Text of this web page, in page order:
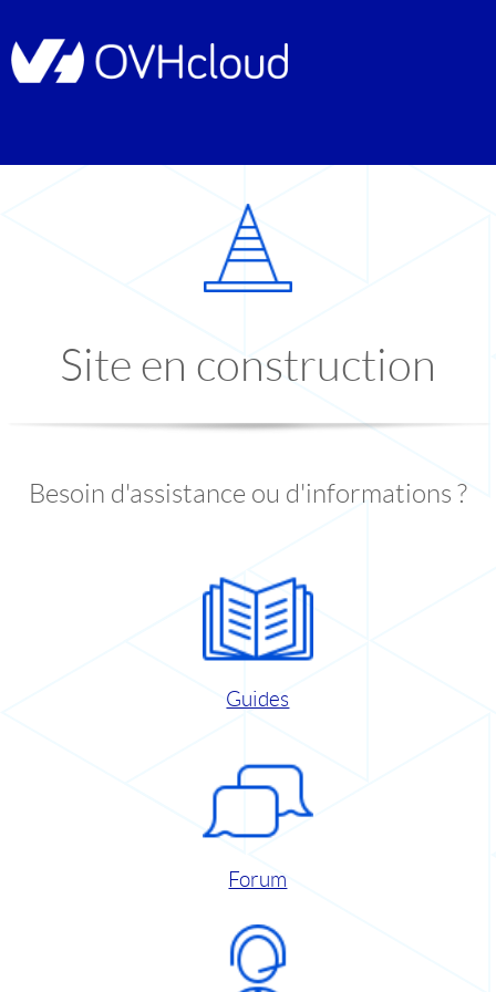
Site en construction
Besoin d'assistance ou d'informations ?
Guides
Forum